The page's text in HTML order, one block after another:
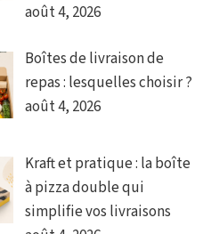
août 4, 2026
Boîtes de livraison de
repas : lesquelles choisir ?
août 4, 2026
Kraft et pratique : la boîte
à pizza double qui
simplifie vos livraisons